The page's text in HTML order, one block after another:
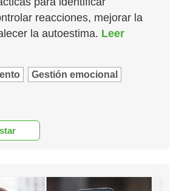
reacciones, mejorar la
la autoestima. Leer
Gestión emocional